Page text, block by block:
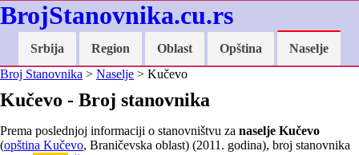
BrojStanovnika.cu.rs
Srbija Region Oblast Opština
Naselje
Broj Stanovnika > Naselje > Kučevo
Kučevo - Broj stanovnika
Prema poslednjoj informaciji o stanovništvu za naselje Kučevo
(opština Kučevo, Braničevska oblast) (2011. godina), broj stanovnika